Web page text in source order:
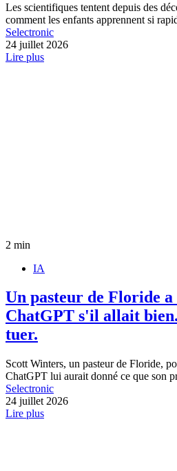
Les scientifiques tentent depuis des
comment les enfants apprennent si
Selectronic
24 juillet 2026
Lire plus
2 min
IA
Un pasteur de Floride a
ChatGPT s'il allait
tuer.
Scott Winters, un pasteur de Floride,
ChatGPT lui aurait donné ce que son
Selectronic
24 juillet 2026
Lire plus